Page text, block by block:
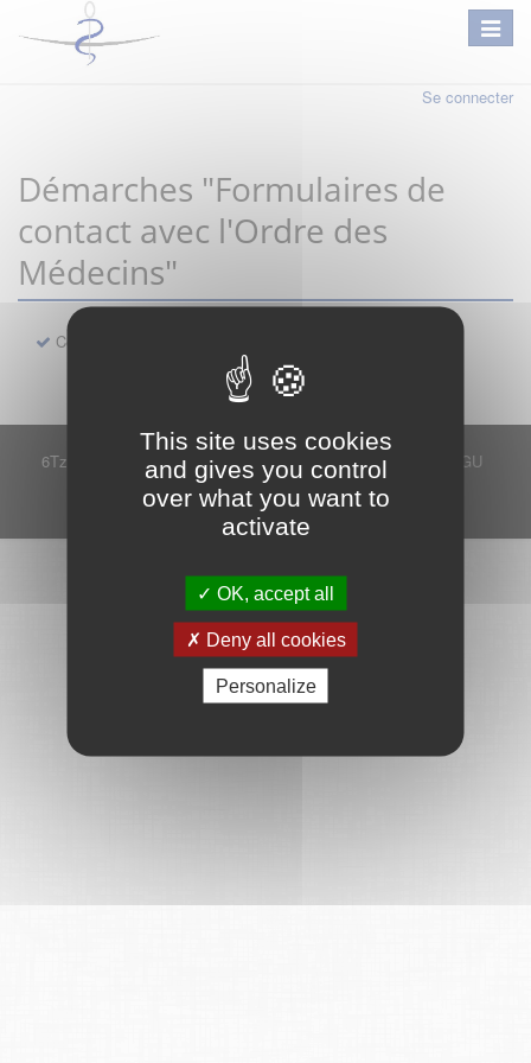
This site uses cookies
and gives you control
over what you want to
activate
OK, accept all
Deny all cookies
Personalize
Se connecter
Démarches "Formulaires de
contact avec l'Ordre des
Médecins"
Contact
6Tzen ©2015 - Tous droits réservés Mentions légales
CGU
Plan du site
FAQ
Contact
Ce service est proposé par6Tzen